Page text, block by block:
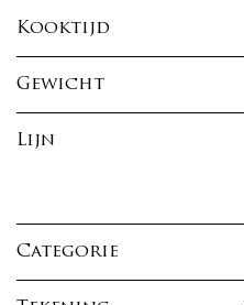
Kooktijd
Gewicht
Lijn
Categorie